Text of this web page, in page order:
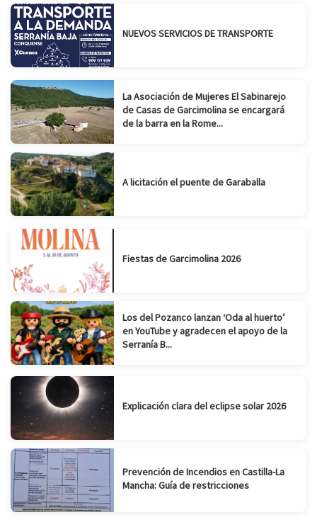
NUEVOS SERVICIOS DE TRANSPORTE
La Asociación de Mujeres El Sabinarejo
de Casas de Garcimolina se encargará
de la barra en la Rome...
A licitación el puente de Garaballa
Fiestas de Garcimolina 2026
Los del Pozanco lanzan ‘Oda al huerto’
en YouTube y agradecen el apoyo de la
Serranía B...
Explicación clara del eclipse solar 2026
Prevención de Incendios en Castilla-La
Mancha: Guía de restricciones